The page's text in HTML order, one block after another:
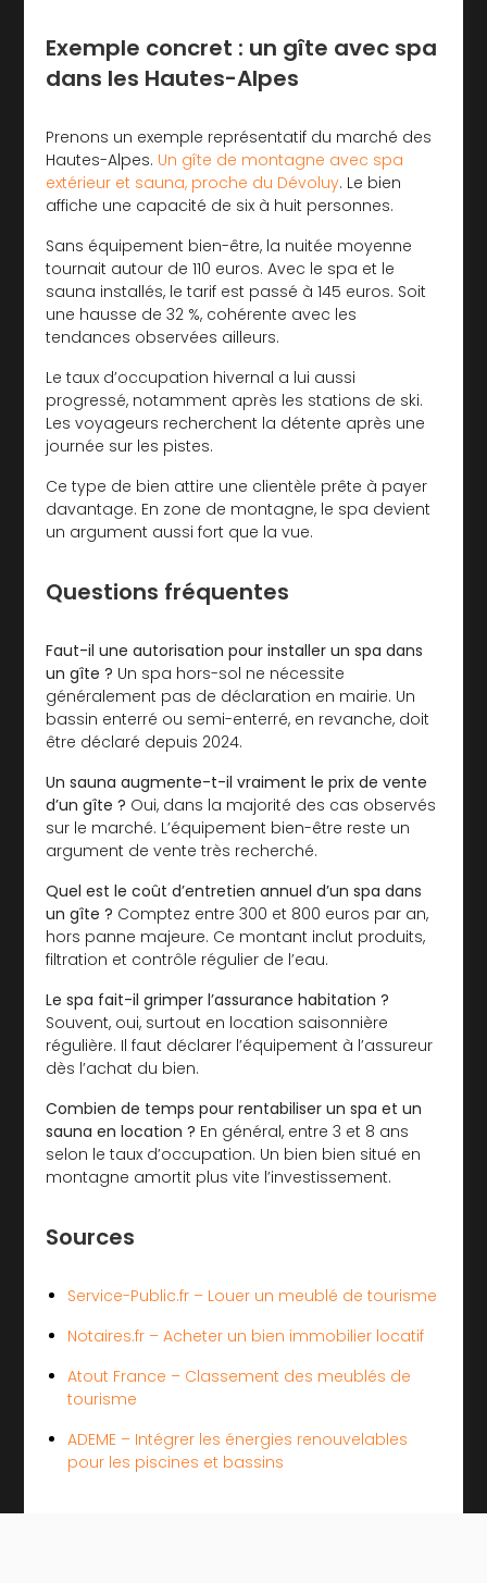
Exemple concret : un gîte avec spa
dans les Hautes-Alpes
Prenons un exemple représentatif du marché des
Hautes-Alpes. Un gîte de montagne avec spa
extérieur et sauna, proche du Dévoluy. Le bien
affiche une capacité de six à huit personnes.
Sans équipement bien-être, la nuitée moyenne
tournait autour de 110 euros. Avec le spa et le
sauna installés, le tarif est passé à 145 euros. Soit
une hausse de 32 %, cohérente avec les
tendances observées ailleurs.
Le taux d’occupation hivernal a lui aussi
progressé, notamment après les stations de ski.
Les voyageurs recherchent la détente après une
journée sur les pistes.
Ce type de bien attire une clientèle prête à payer
davantage. En zone de montagne, le spa devient
un argument aussi fort que la vue.
Questions fréquentes
Faut-il une autorisation pour installer un spa dans
un gîte ? Un spa hors-sol ne nécessite
généralement pas de déclaration en mairie. Un
bassin enterré ou semi-enterré, en revanche, doit
être déclaré depuis 2024.
Un sauna augmente-t-il vraiment le prix de vente
d’un gîte ? Oui, dans la majorité des cas observés
sur le marché. L’équipement bien-être reste un
argument de vente très recherché.
Quel est le coût d’entretien annuel d’un spa dans
un gîte ? Comptez entre 300 et 800 euros par an,
hors panne majeure. Ce montant inclut produits,
filtration et contrôle régulier de l’eau.
Le spa fait-il grimper l’assurance habitation ?
Souvent, oui, surtout en location saisonnière
régulière. Il faut déclarer l’équipement à l’assureur
dès l’achat du bien.
Combien de temps pour rentabiliser un spa et un
sauna en location ? En général, entre 3 et 8 ans
selon le taux d’occupation. Un bien bien situé en
montagne amortit plus vite l’investissement.
Sources
Service-Public.fr – Louer un meublé de tourisme
Notaires.fr – Acheter un bien immobilier locatif
Atout France – Classement des meublés de
tourisme
ADEME – Intégrer les énergies renouvelables
pour les piscines et bassins